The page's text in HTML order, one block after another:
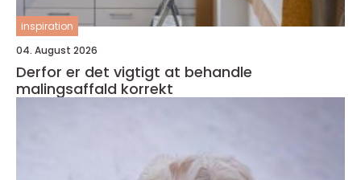
inspiration
04. August 2026
Derfor er det vigtigt at behandle
malingsaffald korrekt